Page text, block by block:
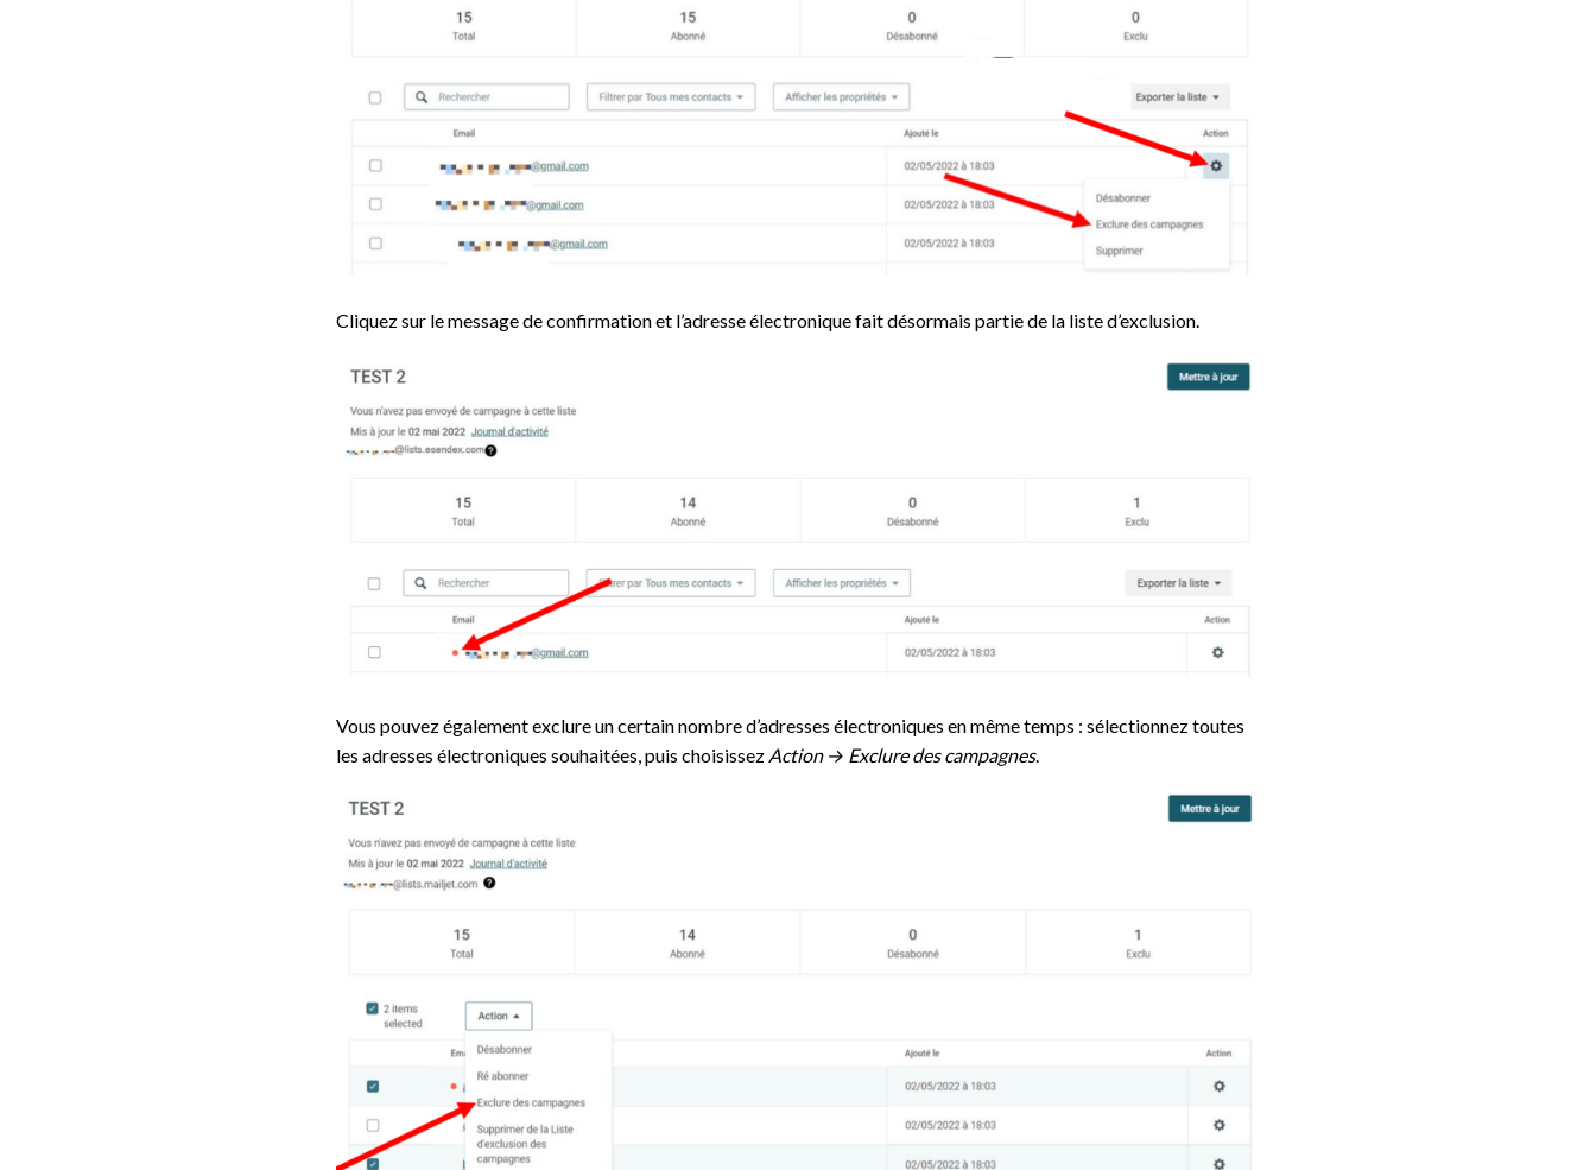
Cliquez sur le message de confirmation et l’adresse électronique fait désormais partie de la liste d’exclusion.
Vous pouvez également exclure un certain nombre d’adresses électroniques en même temps : sélectionnez toutes
les adresses électroniques souhaitées, puis choisissez Action → Exclure des campagnes.